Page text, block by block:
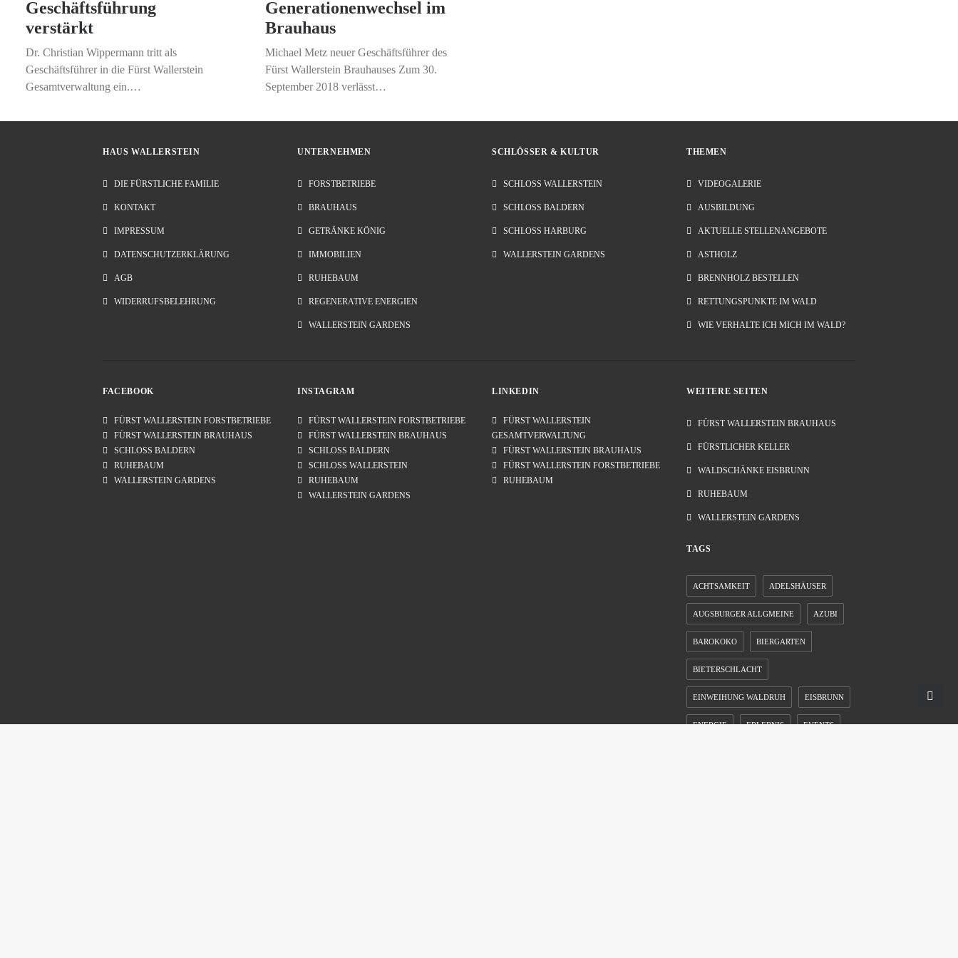
Geschäftsführung
verstärkt
Dr. Christian Wippermann tritt als
Geschäftsführer in die Fürst Wallerstein
Gesamtverwaltung ein.…
Generationenwechsel im
Brauhaus
Michael Metz neuer Geschäftsführer des
Fürst Wallerstein Brauhauses Zum 30.
September 2018 verlässt…
HAUS WALLERSTEIN
DIE FÜRSTLICHE FAMILIE
KONTAKT
IMPRESSUM
DATENSCHUTZERKLÄRUNG
AGB
WIDERRUFSBELEHRUNG
UNTERNEHMEN
FORSTBETRIEBE
BRAUHAUS
GETRÄNKE KÖNIG
IMMOBILIEN
RUHEBAUM
REGENERATIVE ENERGIEN
WALLERSTEIN GARDENS
SCHLÖSSER & KULTUR
SCHLOSS WALLERSTEIN
SCHLOSS BALDERN
SCHLOSS HARBURG
WALLERSTEIN GARDENS
THEMEN
VIDEOGALERIE
AUSBILDUNG
AKTUELLE STELLENANGEBOTE
ASTHOLZ
BRENNHOLZ BESTELLEN
RETTUNGSPUNKTE IM WALD
WIE VERHALTE ICH MICH IM WALD?
FACEBOOK
FÜRST WALLERSTEIN FORSTBETRIEBE
FÜRST WALLERSTEIN BRAUHAUS
SCHLOSS BALDERN
RUHEBAUM
WALLERSTEIN GARDENS
INSTAGRAM
FÜRST WALLERSTEIN FORSTBETRIEBE
FÜRST WALLERSTEIN BRAUHAUS
SCHLOSS BALDERN
SCHLOSS WALLERSTEIN
RUHEBAUM
WALLERSTEIN GARDENS
LINKEDIN
FÜRST WALLERSTEIN
GESAMTVERWALTUNG
FÜRST WALLERSTEIN BRAUHAUS
FÜRST WALLERSTEIN FORSTBETRIEBE
RUHEBAUM
WEITERE SEITEN
FÜRST WALLERSTEIN BRAUHAUS
FÜRSTLICHER KELLER
WALDSCHÄNKE EISBRUNN
RUHEBAUM
WALLERSTEIN GARDENS
TAGS
ACHTSAMKEIT ADELSHÄUSER
AUGSBURGER ALLGMEINE AZUBI
BAROKOKO BIERGARTEN
BIETERSCHLACHT
EINWEIHUNG WALDRUH EISBRUNN
ENERGIE ERLEBNIS EVENTS